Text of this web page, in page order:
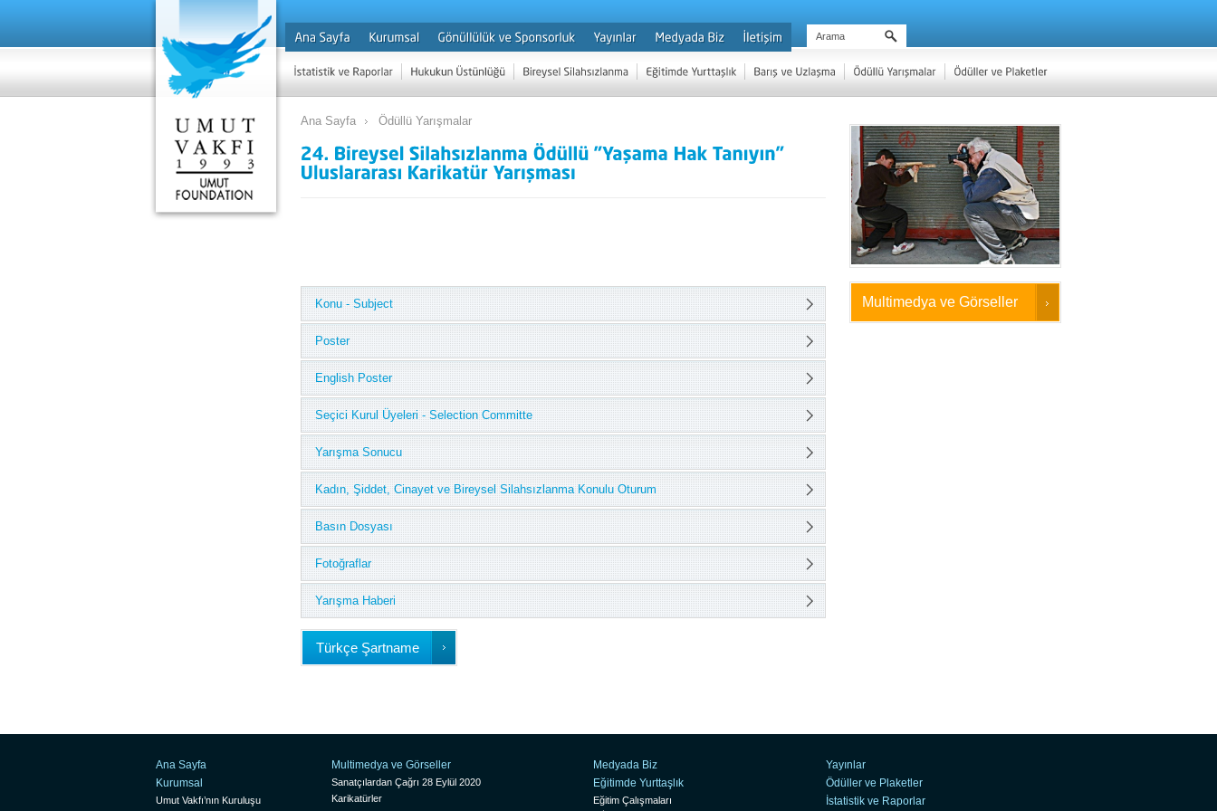
Ana Sayfa Ödüllü Yarışmalar
Konu - Subject
Poster
English Poster
Seçici Kurul Üyeleri - Selection Committe
Yarışma Sonucu
Kadın, Şiddet, Cinayet ve Bireysel Silahsızlanma Konulu Oturum
Basın Dosyası
Fotoğraflar
Yarışma Haberi
Türkçe Şartname
Multimedya ve Görseller
Ana Sayfa
Kurumsal
Umut Vakfı’nın Kuruluşu
Multimedya ve Görseller
Sanatçılardan Çağrı 28 Eylül 2020
Karikatürler
Medyada Biz
Eğitimde Yurttaşlık
Eğitim Çalışmaları
Yayınlar
Ödüller ve Plaketler
İstatistik ve Raporlar